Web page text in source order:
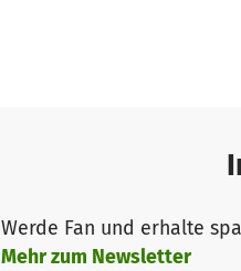
Werde Fan und erhalte
Mehr zum Newsletter